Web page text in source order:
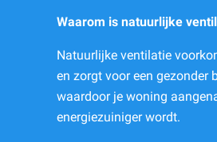
Waarom is natuurlijke
Natuurlijke ventilatie
en zorgt voor een gezonder
waardoor je woning
energiezuiniger wordt.